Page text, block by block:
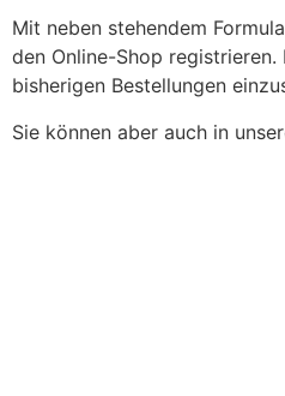
Mit neben stehendem
den Online-Shop
bisherigen Bestellungen
Sie können aber auch in